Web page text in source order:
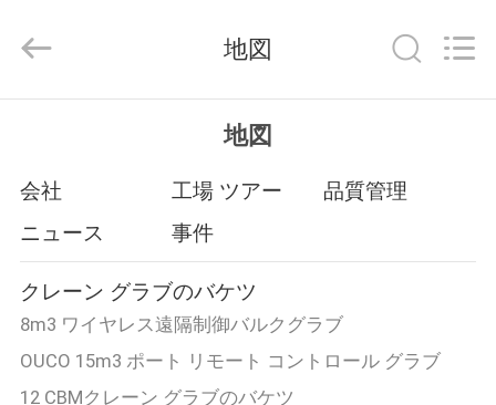
製
品
ビ
2020
OUCO
Rights
Reserved.
地図
地図
会社 工場 ツアー
品質管理
ニュース
事件
クレーン グラブのバケツ
8m3 ワイヤレス遠隔制御バルクグラブ
OUCO 15m3 ポート リモート コントロール グラブ
12 CBMクレーン グラブのバケツ